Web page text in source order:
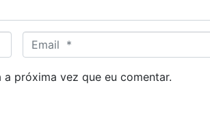
m
a
próxima vez que eu comentar.